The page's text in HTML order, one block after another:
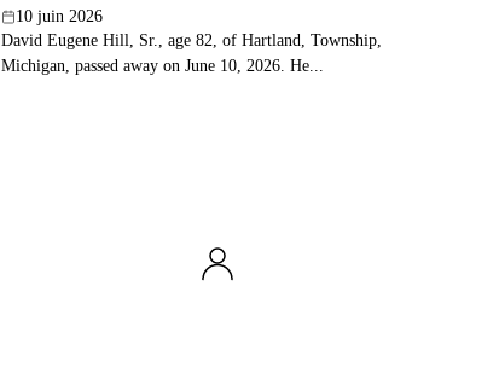
10 juin 2026
David Eugene Hill, Sr., age 82, of Hartland, Township,
Michigan, passed away on June 10, 2026. He...